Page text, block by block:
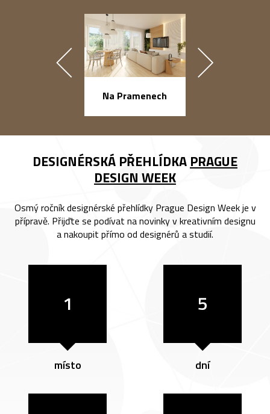
Na Pramenech
DESIGNÉRSKÁ PŘEHLÍDKA PRAGUE
DESIGN WEEK
Osmý ročník designérské přehlídky Prague Design Week je v
přípravě. Přijďte se podívat na novinky v kreativním designu
a nakoupit přímo od designérů a studií.
1
místo
5
dní